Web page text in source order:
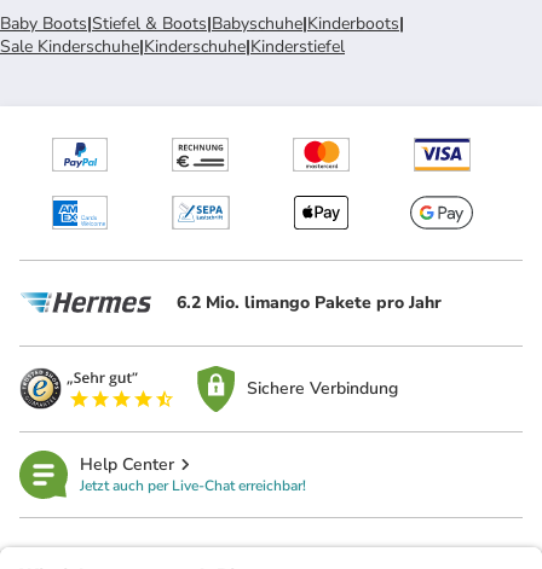
Baby Boots|Stiefel & Boots|Babyschuhe|Kinderboots|
Sale Kinderschuhe|Kinderschuhe|Kinderstiefel
6.2 Mio. limango Pakete pro Jahr
Sichere Verbindung
Help Center
Jetzt auch per Live-Chat erreichbar!